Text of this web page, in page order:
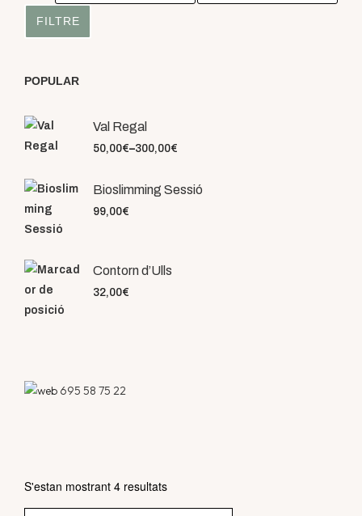
mínim
Preu
màxim
FILTRE
POPULAR
Val Regal
50,00€–300,00€
Bioslimming Sessió
99,00€
Contorn d’Ulls
32,00€
695 58 75 22
S'estan mostrant 4 resultats
per